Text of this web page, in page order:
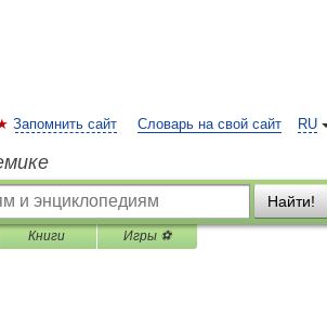
RU
Запомнить сайт Словарь на свой сайт
Найти!
Книги Игры ⚽